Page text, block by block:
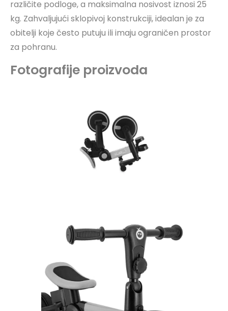
različite podloge, a maksimalna nosivost iznosi 25
kg. Zahvaljujući sklopivoj konstrukciji, idealan je za
obitelji koje često putuju ili imaju ograničen prostor
za pohranu.
Fotografije proizvoda